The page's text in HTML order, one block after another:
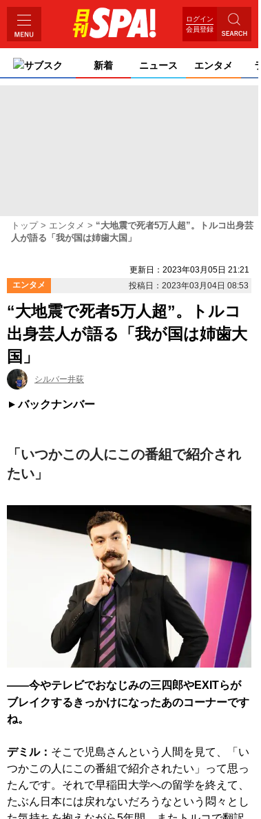
ログイン
会員登録
サブスク 新着 ニュース エンタメ
トップ エンタメ
“大地震で死者5万人超”。トルコ出身芸
人が語る「我が国は姉歯大国」
更新日：2023年03月05日 21:21
エンタメ
投稿日：2023年03月04日 08:53
“大地震で死者5万人超”。トルコ
出身芸人が語る「我が国は姉歯大
国」
シルバー井荻
バックナンバー
「いつかこの人にこの番組で紹介され
たい」
――今やテレビでおなじみの三四郎やEXITらが
ブレイクするきっかけになったあのコーナーです
ね。
デミル： そこで児島さんという人間を見て、「い
つかこの人にこの番組で紹介されたい」って思っ
たんです。それで早稲田大学への留学を終えて、
たぶん日本には戻れないだろうなという悶々とし